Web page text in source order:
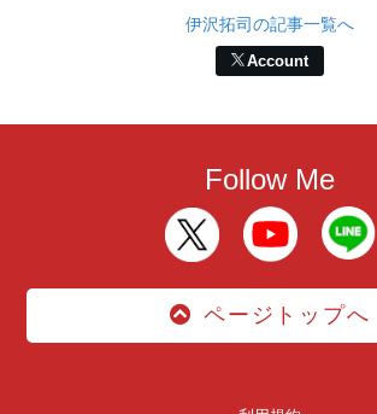
伊沢拓司の記事一覧へ
Account
Follow Me
ページトップへ